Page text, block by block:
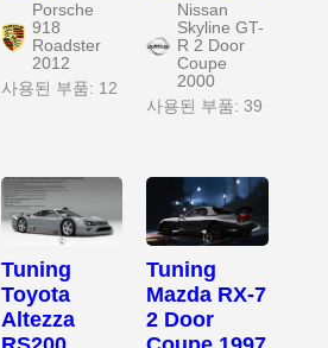
Porsche
918
Roadster
2012
사용된 부품: 12
Nissan
Skyline GT-
R 2 Door
Coupe
2000
사용된 부품: 39
Tuning
Toyota
Altezza
Tuning
Mazda RX-7
2 Door